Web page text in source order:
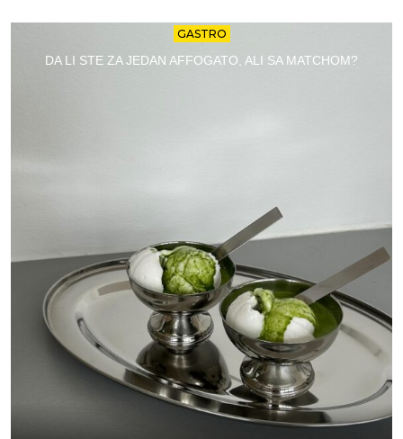
GASTRO
DA LI STE ZA JEDAN AFFOGATO, ALI SA MATCHOM?